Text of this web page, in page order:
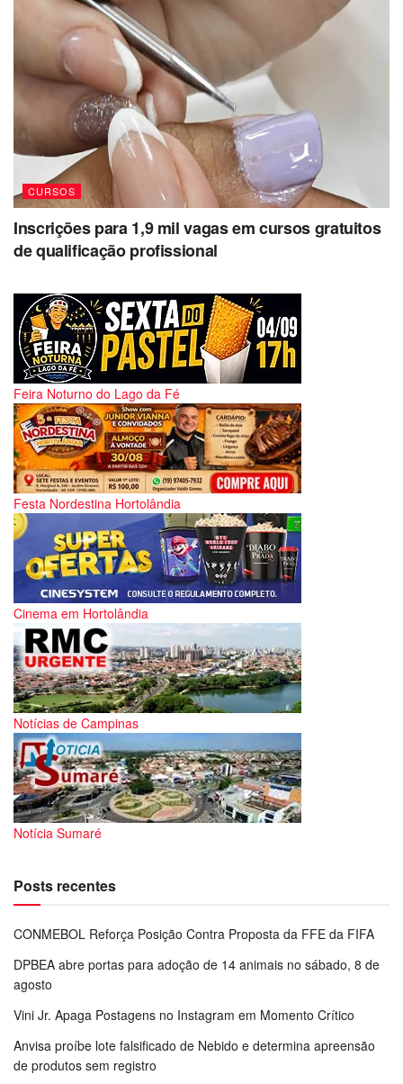
CURSOS
Inscrições para 1,9 mil vagas em cursos gratuitos
de qualificação profissional
Feira Noturno do Lago da Fé
Festa Nordestina Hortolândia
Cinema em Hortolândia
Notícias de Campinas
Notícia Sumaré
Posts recentes
CONMEBOL Reforça Posição Contra Proposta da FFE da FIFA
DPBEA abre portas para adoção de 14 animais no sábado, 8 de
agosto
Vini Jr. Apaga Postagens no Instagram em Momento Crítico
Anvisa proíbe lote falsificado de Nebido e determina apreensão
de produtos sem registro